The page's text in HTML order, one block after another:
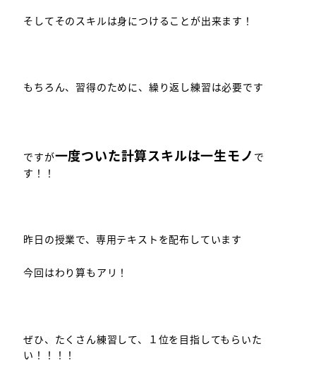
そしてそのスキルは身につけることが出来ます！
もちろん、習得のために、繰り返し練習は必要です
ですが一度ついた計算スキルは一生モノ で
す！！
昨日の授業で、専用テキストを配布しています
今回はわり算もアリ！
ぜひ、たくさん練習して、１位を目指してもらいた
い！！！！